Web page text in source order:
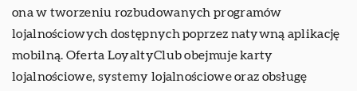
ona w tworzeniu rozbudowanych programów
lojalnościowych dostępnych poprzez natywną aplikację
mobilną. Oferta LoyaltyClub obejmuje karty
lojalnościowe, systemy lojalnościowe oraz obsługę